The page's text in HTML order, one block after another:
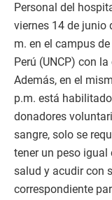
Personal del
viernes 14 de junio
m. en el campus
Perú (UNCP) con
Además, en el
p.m. está
donadores
sangre, solo se
tener un peso igual
salud y acudir con
correspondiente